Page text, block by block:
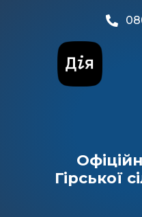
Гірської